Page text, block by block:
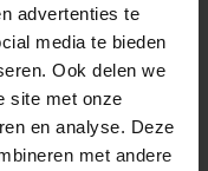
advertenties te
media te bieden
Ook delen we
site met onze
en analyse. Deze
met andere